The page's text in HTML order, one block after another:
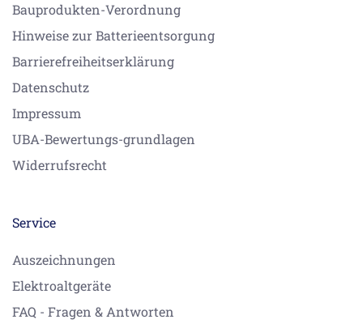
Bauprodukten-Verordnung
Hinweise zur Batterieentsorgung
Barrierefreiheitserklärung
Datenschutz
Impressum
UBA-Bewertungs-grundlagen
Widerrufsrecht
Service
Auszeichnungen
Elektroaltgeräte
FAQ - Fragen & Antworten